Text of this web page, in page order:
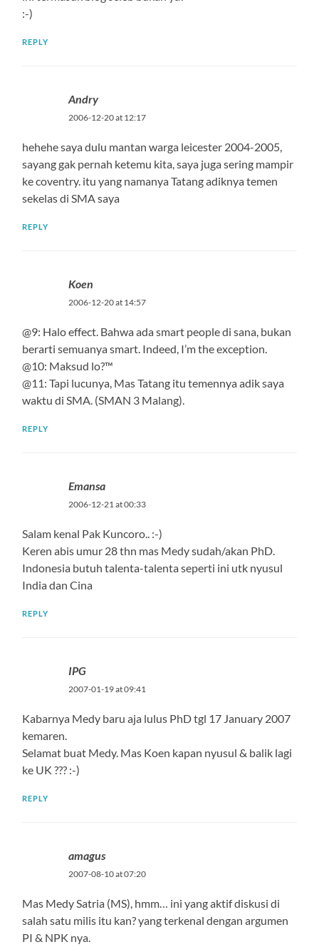
:-)
REPLY
Andry
2006-12-20 at 12:17
hehehe saya dulu mantan warga leicester 2004-2005,
sayang gak pernah ketemu kita, saya juga sering mampir
ke coventry. itu yang namanya Tatang adiknya temen
sekelas di SMA saya
REPLY
Koen
2006-12-20 at 14:57
@9: Halo effect. Bahwa ada smart people di sana, bukan
berarti semuanya smart. Indeed, I’m the exception.
@10: Maksud lo?™
@11: Tapi lucunya, Mas Tatang itu temennya adik saya
waktu di SMA. (SMAN 3 Malang).
REPLY
Emansa
2006-12-21 at 00:33
Salam kenal Pak Kuncoro.. :-)
Keren abis umur 28 thn mas Medy sudah/akan PhD.
Indonesia butuh talenta-talenta seperti ini utk nyusul
India dan Cina
REPLY
IPG
2007-01-19 at 09:41
Kabarnya Medy baru aja lulus PhD tgl 17 January 2007
kemaren.
Selamat buat Medy. Mas Koen kapan nyusul & balik lagi
ke UK ??? :-)
REPLY
amagus
2007-08-10 at 07:20
Mas Medy Satria (MS), hmm… ini yang aktif diskusi di
salah satu milis itu kan? yang terkenal dengan argumen
PI & NPK nya.